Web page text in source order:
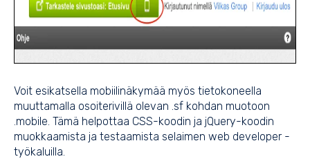
Voit esikatsella mobiilinäkymää myös tietokoneella
muuttamalla osoiterivillä olevan .sf kohdan muotoon
.mobile. Tämä helpottaa CSS-koodin ja jQuery-koodin
muokkaamista ja testaamista selaimen web developer -
työkaluilla.